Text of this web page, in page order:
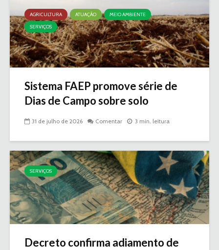
AGRICULTURA ATUAÇÃO
MEIO AMBIENTE
SERVIÇOS
Sistema FAEP promove série de
Dias de Campo sobre solo
31 de julho de 2026 Comentar 3 min. leitura
SERVIÇOS
Decreto confirma adiamento de